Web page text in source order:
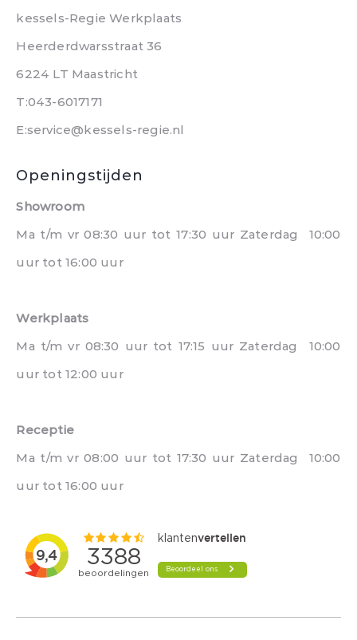
kessels-Regie Werkplaats
Heerderdwarsstraat 36
6224 LT Maastricht
T:043-6017171
E:service@kessels-regie.nl
Openingstijden
Showroom
Ma t/m vr 08:30 uur tot 17:30 uur Zaterdag 10:00
uur tot 16:00 uur
Werkplaats
Ma t/m vr 08:30 uur tot 17:15 uur Zaterdag 10:00
uur tot 12:00 uur
Receptie
Ma t/m vr 08:00 uur tot 17:30 uur Zaterdag 10:00
uur tot 16:00 uur